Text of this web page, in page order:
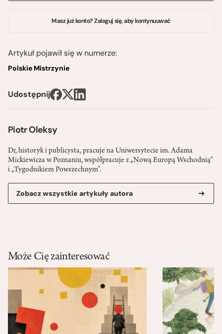
Piotr Oleksy
Dr, historyk i publicysta, pracuje na Uniwersytecie im. Adama
Mickiewicza w Poznaniu, współpracuje z „Nową Europą Wschodnią”
i „Tygodnikiem Powszechnym”.
Zobacz wszystkie artykuły autora
Masz już konto? Zaloguj się, aby kontynuuwać
Artykuł pojawił się w numerze:
Polskie Mistrzynie
Udostępnij
Może Cię zainteresować